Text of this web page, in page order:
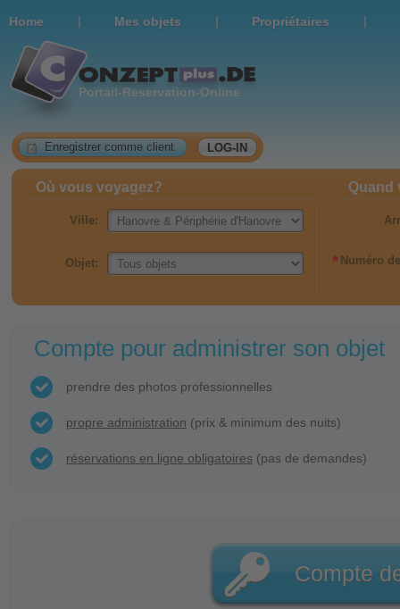
Home | Мes objets | Propriétaires |
Portail-Reservation-Online
Enregistrer comme client LOG-IN
Où vous voyagez?
Ville:
Objet:
Quand
Numéro
*
Compte pour administrer son objet
prendre des photos professionnelles
propre administration (prix & minimum des nuits)
réservations en ligne obligatoires (pas de demandes)
Compte